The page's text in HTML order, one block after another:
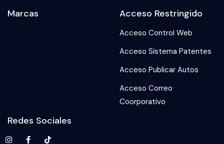
Marcas Acceso Restringido
Acceso Control Web
Acceso Sistema Patentes
Acceso Publicar Autos
Acceso Correo
Coorporativo
Redes Sociales